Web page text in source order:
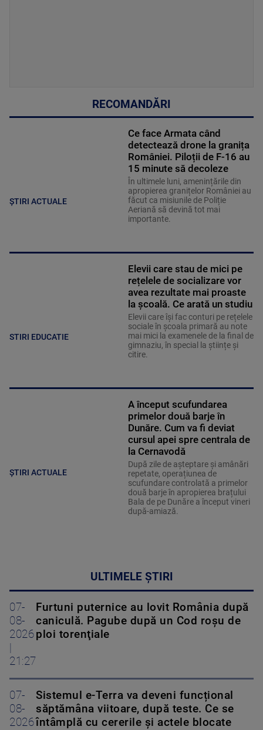
RECOMANDĂRI
ȘTIRI ACTUALE
Ce face Armata când
detectează drone la granița
României. Piloții de F-16 au
15 minute să decoleze
În ultimele luni, amenințările din
apropierea granițelor României au
făcut ca misiunile de Poliție
Aeriană să devină tot mai
importante.
STIRI EDUCATIE
Elevii care stau de mici pe
rețelele de socializare vor
avea rezultate mai proaste
la școală. Ce arată un studiu
Elevii care îşi fac conturi pe rețelele
sociale în școala primară au note
mai mici la examenele de la final de
gimnaziu, în special la științe și
citire.
ȘTIRI ACTUALE
A început scufundarea
primelor două barje în
Dunăre. Cum va fi deviat
cursul apei spre centrala de
la Cernavodă
După zile de așteptare și amânări
repetate, operațiunea de
scufundare controlată a primelor
două barje în apropierea brațului
Bala de pe Dunăre a început vineri
după-amiază.
ULTIMELE ȘTIRI
07-
08-
2026
21:27
Furtuni puternice au lovit România după
caniculă. Pagube după un Cod roşu de
ploi torenţiale
07-
08-
2026
Sistemul e-Terra va deveni funcțional
săptămâna viitoare, după teste. Ce se
întâmplă cu cererile și actele blocate